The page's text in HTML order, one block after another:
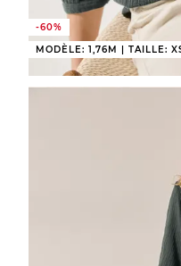
-60%
MODÈLE: 1,76M | TAILLE: